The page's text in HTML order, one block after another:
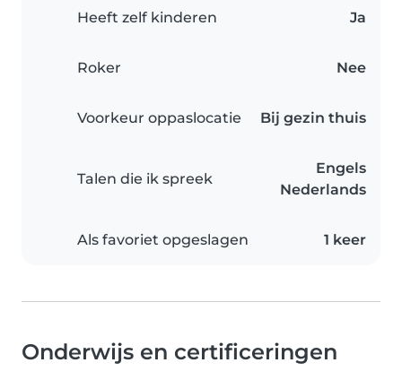
Heeft zelf kinderen Ja
Roker Nee
Voorkeur oppaslocatie Bij gezin thuis
Talen die ik spreek
Engels
Nederlands
Als favoriet opgeslagen 1 keer
Onderwijs en certificeringen